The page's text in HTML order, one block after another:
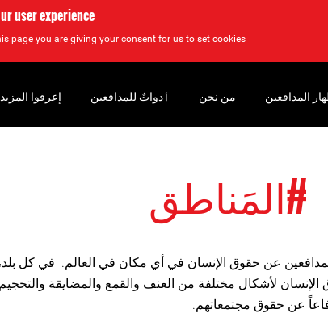
user experience
page you are giving your consent for us to set cookies.
#المَناطق
عن حقوق الإنسان في أي مكان في العالم. في كل
لأشكال مختلفة من العنف والقمع والمضايقة والتحجيم
عن حقوق مجتمعاتهم.
إعرفوا ‏ٲدواتٌ للمدافعين من نحن المدافعين